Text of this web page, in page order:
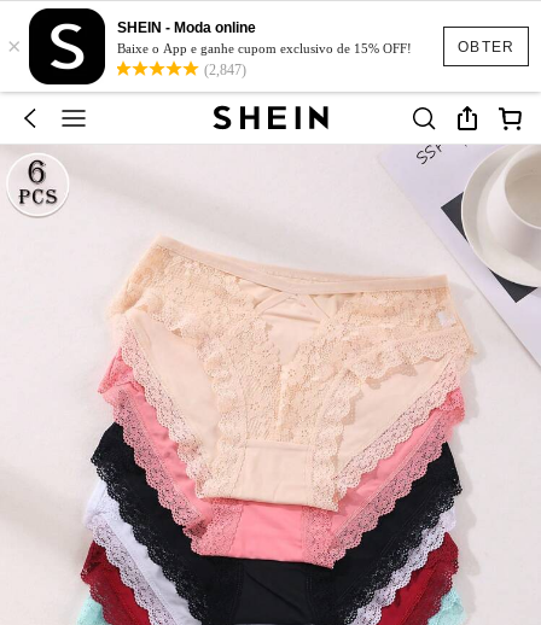
OBTER
×
SHEIN - Moda online
Baixe o App e ganhe cupom exclusivo de 15% OFF!
(2,847)